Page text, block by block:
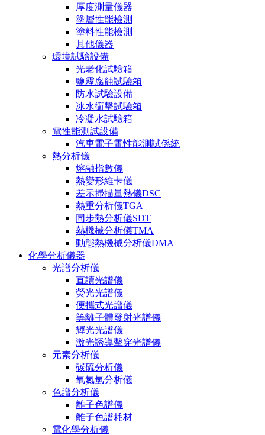
厚度測量儀器
塗層性能檢測
塗料性能檢測
其他儀器
環境試驗設備
光老化試驗箱
鹽霧腐蝕試驗箱
防水試驗設備
冰水衝擊試驗箱
冷凝水試驗箱
電性能測試設備
汽車電子電性能測試係統
熱分析儀
熔融指數儀
熱變形維卡儀
差示掃描量熱儀DSC
熱重分析儀TGA
同步熱分析儀SDT
熱機械分析儀TMA
動態熱機械分析儀DMA
化學分析儀器
光譜分析儀
直讀光譜儀
熒光光譜儀
便攜式光譜儀
等離子體發射光譜儀
輝光光譜儀
激光誘導擊穿光譜儀
元素分析儀
碳硫分析儀
氧氮氫分析儀
色譜分析儀
離子色譜儀
離子色譜耗材
電化學分析儀